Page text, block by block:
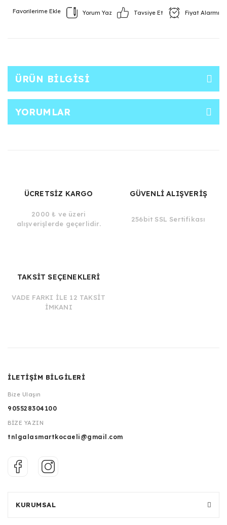
Yorum Yaz Tavsiye Et Fiyat Alarmı
ÜRÜN BILGISI
YORUMLAR
ÜCRETSİZ KARGO
2000 ₺ ve üzeri
alışverişlerde geçerlidir.
GÜVENLİ ALIŞVERİŞ
256bit SSL Sertifikası
TAKSİT SEÇENEKLERİ
VADE FARKI İLE 12 TAKSİT
İMKANI
İLETİŞİM BİLGİLERİ
Bize Ulaşın
905528304100
BİZE YAZIN
tnlgalasmartkocaeli@gmail.com
KURUMSAL